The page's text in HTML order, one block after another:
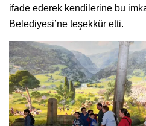
ifade ederek kendilerine bu
Belediyesi’ne teşekkür etti.